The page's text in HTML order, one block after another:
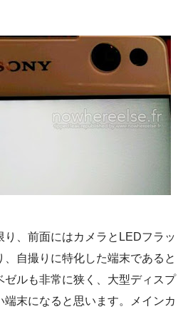
り、前面にはカメラとLEDフラッ
、自撮りに特化した端末であると
ゼルも非常に狭く、大型ディスプ
端末になると思います。メインカ